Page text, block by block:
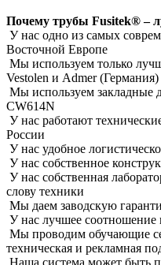
Почему трубы Fusitek® –
У нас одно из самых
Восточной Европе
Мы используем только
Vestolen и Admer (Германия)
Мы используем закладные
CW614N
У нас работают
России
У нас удобное
У нас собственное
У нас собственная
слову техники
Мы даем заводскую
У нас лучшее соотношение
Мы проводим обучающие
техническая и рекламная
Наша система может быть